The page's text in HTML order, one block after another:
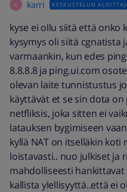
K karri KESKUSTELUN
kyse ei ollu siitä että onko
kysymys oli siitä cgnatista
varmaankin, kun edes
8.8.8.8 ja ping.ui.com
olevan laite tunnistustus
käyttävät et se sin dota
netfliksis, joka sitten ei
latauksen bygimiseen
kyllä NAT on itselläkin
loistavasti.. nuo julkiset ja
mahdolliseesti
kallista ylellisyyttä..että ei